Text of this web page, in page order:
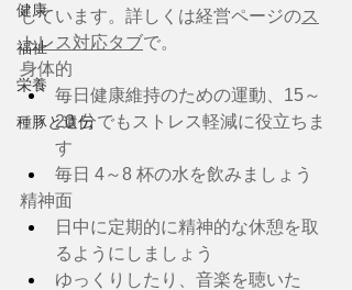
健康
福祉
栄養
種豚と遺伝
しています。詳しくは経営ページのス
トレス対応タブで。
身体的
毎日健康維持のための運動、15～
20 分でもストレス軽減に役立ちま
す
毎日 4～8 杯の水を飲みましょう
精神面
日中に定期的に精神的な休憩を取
るようにしましょう
ゆっくりしたり、音楽を聴いた